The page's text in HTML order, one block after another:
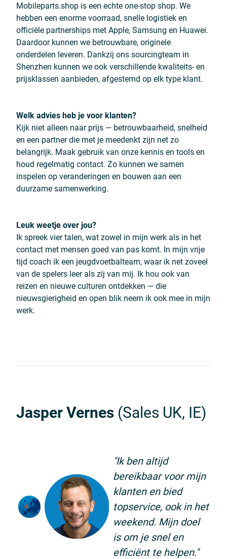
Mobileparts.shop is een echte one-stop shop. We
hebben een enorme voorraad, snelle logistiek en
officiële partnerships met Apple, Samsung en Huawei.
Daardoor kunnen we betrouwbare, originele
onderdelen leveren. Dankzij ons sourcingteam in
Shenzhen kunnen we ook verschillende kwaliteits- en
prijsklassen aanbieden, afgestemd op elk type klant.
Welk advies heb je voor klanten?
Kijk niet alleen naar prijs — betrouwbaarheid, snelheid
en een partner die met je meedenkt zijn net zo
belangrijk. Maak gebruik van onze kennis en tools en
houd regelmatig contact. Zo kunnen we samen
inspelen op veranderingen en bouwen aan een
duurzame samenwerking.
Leuk weetje over jou?
Ik spreek vier talen, wat zowel in mijn werk als in het
contact met mensen goed van pas komt. In mijn vrije
tijd coach ik een jeugdvoetbalteam, waar ik net zoveel
van de spelers leer als zij van mij. Ik hou ook van
reizen en nieuwe culturen ontdekken — die
nieuwsgierigheid en open blik neem ik ook mee in mijn
werk.
Jasper Vernes (Sales UK, IE)
"Ik ben altijd
bereikbaar voor mijn
klanten en bied
topservice, ook in het
weekend. Mijn doel
is om je snel en
efficiënt te helpen."